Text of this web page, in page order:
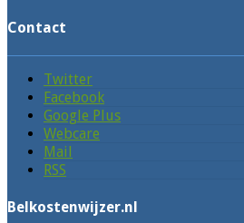
Contact
Twitter
Facebook
Google Plus
Webcare
Mail
RSS
Belkostenwijzer.nl